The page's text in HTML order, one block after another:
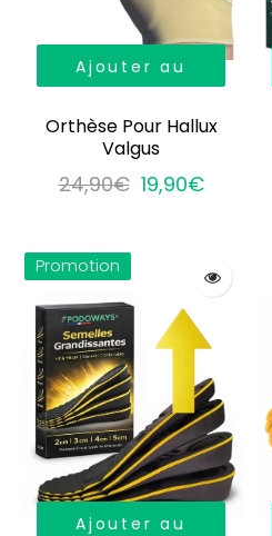
Ajouter au
Orthèse Pour Hallux
Valgus
24,90€ 19,90€
Promotion
Ajouter au